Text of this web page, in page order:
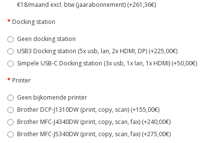
€18/maand excl. btw (jaarabonnement) (+261,36€)
Docking station
Geen docking station
USB3 Docking station (5x usb, lan, 2x HDMI, DP) (+225,00€)
Simpele USB-C Docking station (3x usb, 1x lan, 1x HDMI) (+50,00€)
Printer
Geen bijkomende printer
Brother DCP-J1310DW (print, copy, scan) (+155,00€)
Brother MFC-J4340DW (print, copy, scan, fax) (+240,00€)
Brother MFC-J5340DW (print, copy, scan, fax) (+275,00€)